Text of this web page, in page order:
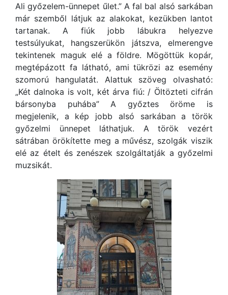
Ali győzelem-ünnepet űlet.” A fal bal alsó sarkában
már szemből látjuk az alakokat, kezükben lantot
tartanak. A fiúk jobb lábukra helyezve
testsúlyukat, hangszerükön játszva, elmerengve
tekintenek maguk elé a földre. Mögöttük kopár,
megtépázott fa látható, ami tükrözi az esemény
szomorú hangulatát. Alattuk szöveg olvasható:
„Két dalnoka is volt, két árva fiú: / Öltözteti cifrán
bársonyba puhába” A győztes öröme is
megjelenik, a kép jobb alsó sarkában a török
győzelmi ünnepet láthatjuk. A török vezért
sátrában örökítette meg a művész, szolgák viszik
elé az ételt és zenészek szolgáltatják a győzelmi
muzsikát.